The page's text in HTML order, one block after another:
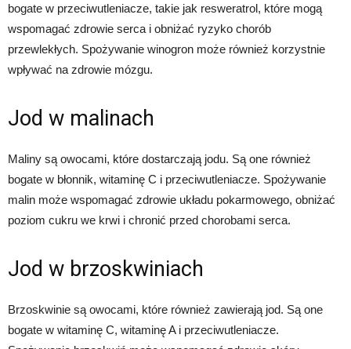
bogate w przeciwutleniacze, takie jak resweratrol, które mogą
wspomagać zdrowie serca i obniżać ryzyko chorób
przewlekłych. Spożywanie winogron może również korzystnie
wpływać na zdrowie mózgu.
Jod w malinach
Maliny są owocami, które dostarczają jodu. Są one również
bogate w błonnik, witaminę C i przeciwutleniacze. Spożywanie
malin może wspomagać zdrowie układu pokarmowego, obniżać
poziom cukru we krwi i chronić przed chorobami serca.
Jod w brzoskwiniach
Brzoskwinie są owocami, które również zawierają jod. Są one
bogate w witaminę C, witaminę A i przeciwutleniacze.